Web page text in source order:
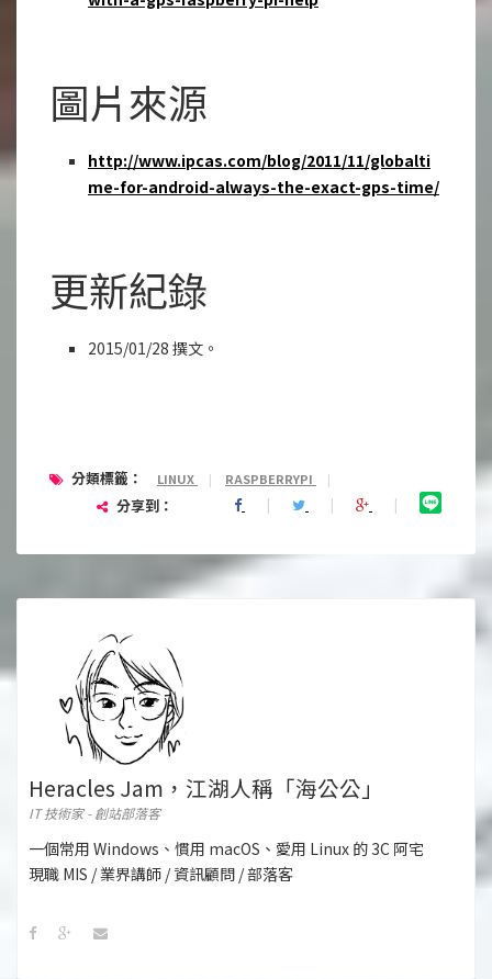
圖片來源
http://www.ipcas.com/blog/2011/11/globalti
me-for-android-always-the-exact-gps-time/
更新紀錄
2015/01/28 撰文。
分類標籤： LINUX | RASPBERRYPI |
分享到：
Heracles Jam，江湖人稱「海公公」
IT 技術家 - 創站部落客
一個常用 Windows、慣用 macOS、愛用 Linux 的 3C 阿宅
現職 MIS / 業界講師 / 資訊顧問 / 部落客